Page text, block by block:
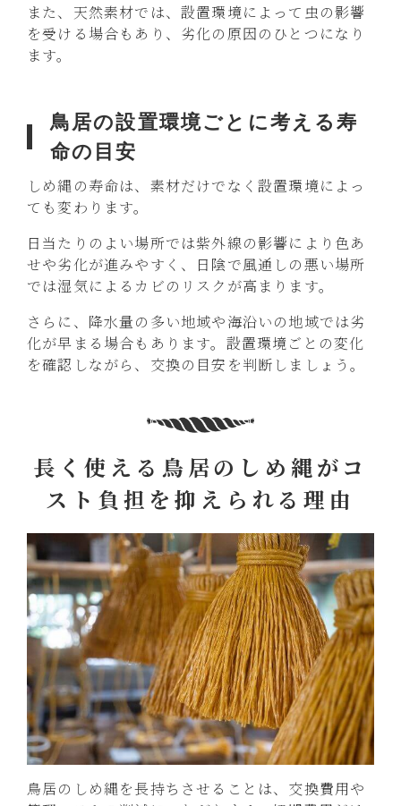
また、天然素材では、設置環境によって虫の影響
を受ける場合もあり、劣化の原因のひとつになり
ます。
鳥居の設置環境ごとに考える寿
命の目安
しめ縄の寿命は、素材だけでなく設置環境によっ
ても変わります。
日当たりのよい場所では紫外線の影響により色あ
せや劣化が進みやすく、日陰で風通しの悪い場所
では湿気によるカビのリスクが高まります。
さらに、降水量の多い地域や海沿いの地域では劣
化が早まる場合もあります。設置環境ごとの変化
を確認しながら、交換の目安を判断しましょう。
長く使える鳥居のしめ縄がコ
スト負担を抑えられる理由
鳥居のしめ縄を長持ちさせることは、交換費用や